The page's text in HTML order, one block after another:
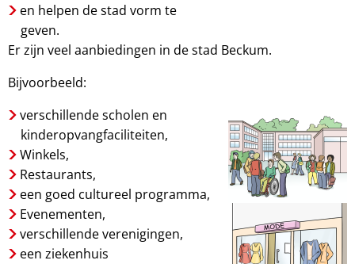
en helpen de stad vorm te
geven.
Er zijn veel aanbiedingen in de stad Beckum.
Bijvoorbeeld:
verschillende scholen en
kinderopvangfaciliteiten,
Winkels,
Restaurants,
een goed cultureel programma,
Evenementen,
verschillende verenigingen,
een ziekenhuis